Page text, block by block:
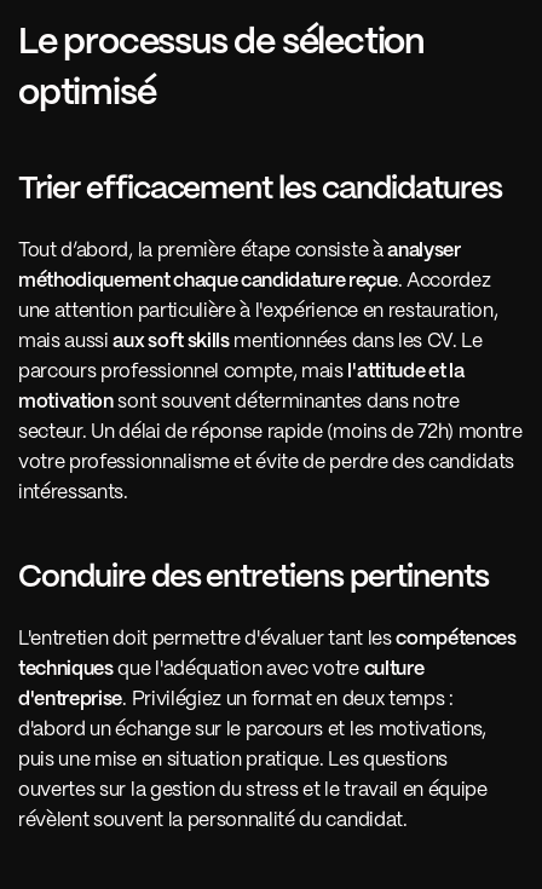
Le processus de sélection
optimisé
Trier efficacement les candidatures
Tout d’abord, la première étape consiste à analyser
méthodiquement chaque candidature reçue. Accordez
une attention particulière à l'expérience en restauration,
mais aussi aux soft skills mentionnées dans les CV. Le
parcours professionnel compte, mais l'attitude et la
motivation sont souvent déterminantes dans notre
secteur. Un délai de réponse rapide (moins de 72h) montre
votre professionnalisme et évite de perdre des candidats
intéressants.
Conduire des entretiens pertinents
L'entretien doit permettre d'évaluer tant les compétences
techniques que l'adéquation avec votre culture
d'entreprise. Privilégiez un format en deux temps :
d'abord un échange sur le parcours et les motivations,
puis une mise en situation pratique. Les questions
ouvertes sur la gestion du stress et le travail en équipe
révèlent souvent la personnalité du candidat.